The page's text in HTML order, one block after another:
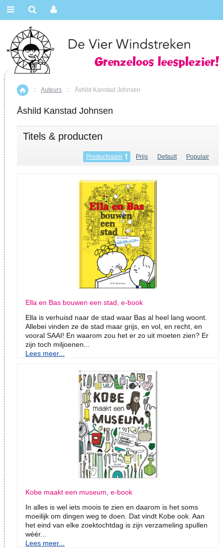
Home
:: Auteurs :: Åshild Kanstad Johnsen
Åshild Kanstad Johnsen
Titels & producten
Productnaam Prijs Default Populair
Ella en Bas bouwen een stad, e-book
Ella is verhuisd naar de stad waar Bas al heel lang woont.
Allebei vinden ze de stad maar grijs, en vol, en recht, en
vooral SAAI! En waarom zou het er zo uit moeten zien? Er
zijn toch miljoenen...
Lees meer...
Kobe maakt een museum, e-book
In alles is wel iets moois te zien en daarom is het soms
moeilijk om dingen weg te doen. Dat vindt Kobe ook. Aan
het eind van elke zoektochtdag is zijn verzameling spullen
wéér...
Lees meer...